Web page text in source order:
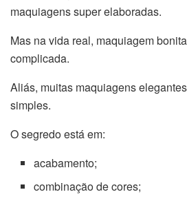
maquiagens super elaboradas.
Mas na vida real, maquiagem
complicada.
Aliás, muitas maquiagens
simples.
O segredo está em:
acabamento;
combinação de cores;